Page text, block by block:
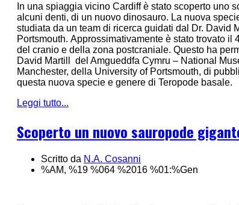
In una spiaggia vicino Cardiff è stato scoperto uno
alcuni denti, di un nuovo dinosauro. La nuova
studiata da un team di ricerca guidati dal Dr. David
Portsmouth. Approssimativamente è stato trovato
del cranio e della zona postcraniale. Questo ha
David Martill del Amgueddfa Cymru – National
Manchester, della University of Portsmouth, di
questa nuova specie e genere di Teropode basale.
Leggi tutto...
Scoperto un nuovo sauropode
Scritto da N.A. Cosanni
%AM, %19 %064 %2016 %01:%Gen